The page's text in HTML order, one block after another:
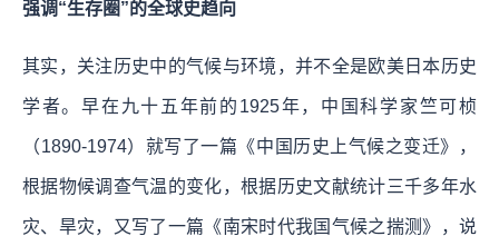
强调“生存圈”的全球史趋向
其实，关注历史中的气候与环境，并不全是欧美日本历史
学者。早在九十五年前的1925年，中国科学家竺可桢
（1890-1974）就写了一篇《中国历史上气候之变迁》，
根据物候调查气温的变化，根据历史文献统计三千多年水
灾、旱灾，又写了一篇《南宋时代我国气候之揣测》，说